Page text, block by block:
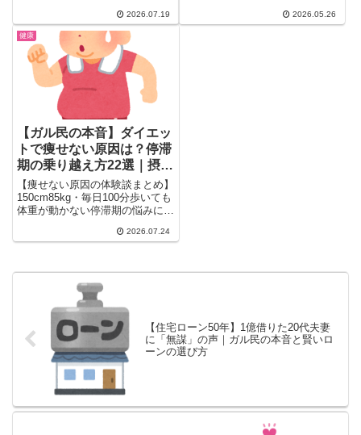
ト、老化を遅らせるスキンケアの
実践例、結婚や出産で執着が消え
た体験談まで、検索しても出てこ
ないリアルな本音を一気にまとめ
ました。
2026.07.19
ケアに役立つ情報と、過剰摂取・
2026.05.26
健康
【ガル民の本音】ダイエッ
トで痩せない原因は？停滞
期の乗り越え方22選｜摂取
カロリー・筋トレ・病院
【痩せない原因の体験談まとめ】
150cm85kg・毎日100分歩いても
体重が動かない停滞期の悩みに、
選。摂取カロリーの目安、筋トレ
で、ダイエット停滞期を乗り越え
る本音を一気にチェック。
2026.07.24
【住宅ローン50年】1億借りた20代夫妻
に「無謀」の声｜ガル民の本音と賢いロ
ーンの選び方